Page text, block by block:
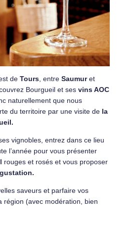
de Tours, entre Saumuret
Bourgueil et ses vins AOC
naturellement que nous
du territoire par une visite de la
vignobles, entrez dans ce lieu
l’année pour vous présenter
rouges et rosés et vous proposer
saveurs et parfaire vos
région (avec modération, bien